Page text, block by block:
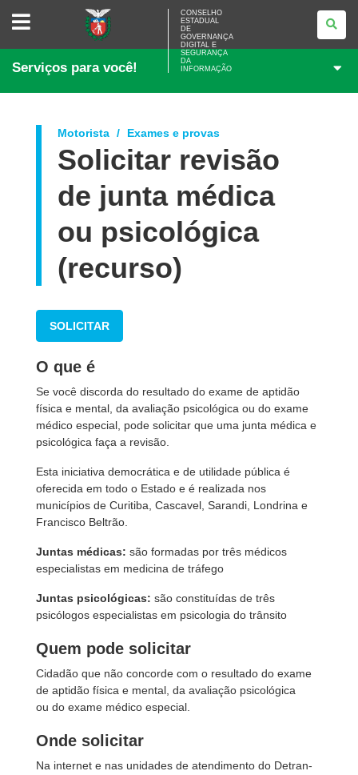
CONSELHO
ESTADUAL
GOVERNANÇA
E
DA
CONSELHO
ESTADUAL
DE
GOVERNANÇA
DIGITAL E
SEGURANÇA
DA
INFORMAÇÃO
Serviços para você!
Motorista Exames e provas
Solicitar revisão
de junta médica
ou psicológica
(recurso)
SOLICITAR
O que é
Se você discorda do resultado do exame de aptidão
física e mental, da avaliação psicológica ou do exame
médico especial, pode solicitar que uma junta médica e
psicológica faça a revisão.
Esta iniciativa democrática e de utilidade pública é
oferecida em todo o Estado e é realizada nos
municípios de Curitiba, Cascavel, Sarandi, Londrina e
Francisco Beltrão.
Juntas médicas: são formadas por três médicos
especialistas em medicina de tráfego
Juntas psicológicas: são constituídas de três
psicólogos especialistas em psicologia do trânsito
Quem pode solicitar
Cidadão que não concorde com o resultado do exame
de aptidão física e mental, da avaliação psicológica
ou do exame médico especial.
Onde solicitar
Na internet e nas unidades de atendimento do Detran-